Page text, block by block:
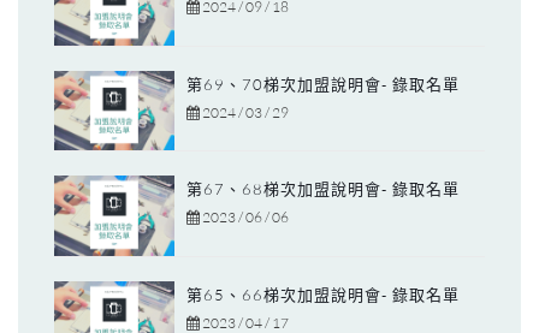
2024 / 09 / 18
第69、70梯次加盟說明會- 錄取名單
2024 / 03 / 29
第67、68梯次加盟說明會- 錄取名單
2023 / 06 / 06
第65、66梯次加盟說明會- 錄取名單
2023 / 04 / 17